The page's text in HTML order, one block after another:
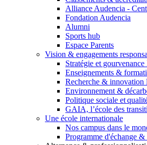
Alliance Audencia -
Fondation Audencia
Alumni
Sports hub
Espace Parents
Vision & engagements
Stratégie et
Enseignements &
Recherche &
Environnement &
Politique sociale et
GAIA, l’école des
Une école internationale
Nos campus dans le
Programme d'échange &